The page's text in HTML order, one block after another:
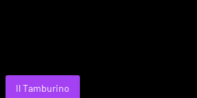
Il Tamburino